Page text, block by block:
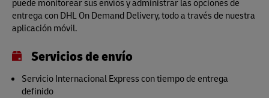
puede monitorear sus envíos y administrar las opciones de
entrega con DHL On Demand Delivery, todo a través de nuestra
aplicación móvil.
Servicios de envío
Servicio Internacional Express con tiempo de entrega
definido